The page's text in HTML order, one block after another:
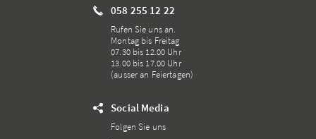
058 255 12 22
Rufen Sie uns an.
Montag bis Freitag
07.30 bis 12.00 Uhr
13.00 bis 17.00 Uhr
(ausser an Feiertagen)
Social Media
Folgen Sie uns